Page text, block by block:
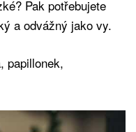
Pak potřebujete
a odvážný jako vy.
papillonek,